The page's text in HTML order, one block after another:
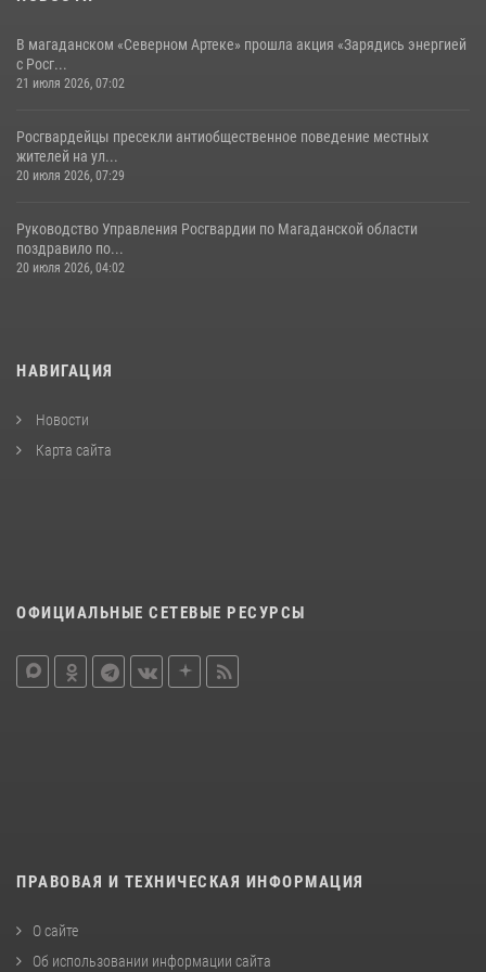
В магаданском «Северном Артеке» прошла акция «Зарядись энергией
с Росг...
21 июля 2026, 07:02
Росгвардейцы пресекли антиобщественное поведение местных
жителей на ул...
20 июля 2026, 07:29
Руководство Управления Росгвардии по Магаданской области
поздравило по...
20 июля 2026, 04:02
НАВИГАЦИЯ
Новости
Карта сайта
ОФИЦИАЛЬНЫЕ СЕТЕВЫЕ РЕСУРСЫ
ПРАВОВАЯ И ТЕХНИЧЕСКАЯ ИНФОРМАЦИЯ
О сайте
Об использовании информации сайта